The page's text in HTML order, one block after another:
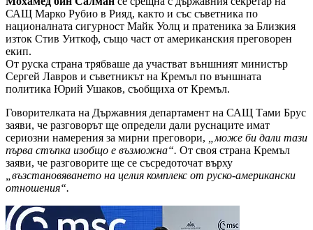
САЩ Марко Рубио в Рияд, както и със съветника по
националната сигурност Майк Уолц и пратеника за Близкия
изток Стив Уиткоф, също част от американския преговорен
екип.
От руска страна трябваше да участват външният министър
Сергей Лавров и съветникът на Кремъл по външната
политика Юрий Ушаков, съобщиха от Кремъл.
Говорителката на Държавния департамент на САЩ Тами Брус
заяви, че разговорът ще определи дали руснаците имат
сериозни намерения за мирни преговори,
„може би дали тази
първа стъпка изобщо е възможна“. От своя страна Кремъл
заяви, че разговорите ще се съсредоточат върху
„възстановяването на целия комплекс от руско-американски
отношения“.